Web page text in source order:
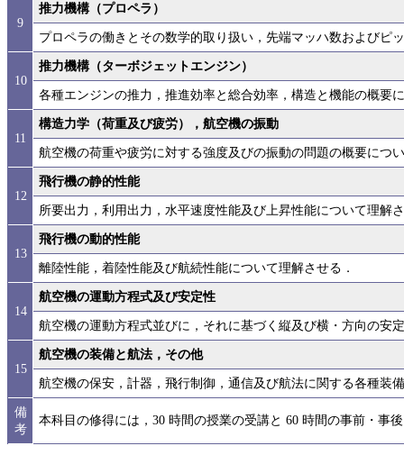
9
推力機構（プロペラ）
プロペラの働きとその数学的取り扱い，先端マッハ数およびピ
10
推力機構（ターボジェットエンジン）
各種エンジンの推力，推進効率と総合効率，構造と機能の概要
11
構造力学（荷重及び疲労），航空機の振動
航空機の荷重や疲労に対する強度及びの振動の問題の概要につ
12
飛行機の静的性能
所要出力，利用出力，水平速度性能及び上昇性能について理解
13
飛行機の動的性能
離陸性能，着陸性能及び航続性能について理解させる．
14
航空機の運動方程式及び安定性
航空機の運動方程式並びに，それに基づく縦及び横・方向の安
15
航空機の装備と航法，その他
航空機の保安，計器，飛行制御，通信及び航法に関する各種装
備
考
本科目の修得には，30 時間の授業の受講と 60 時間の事前・事